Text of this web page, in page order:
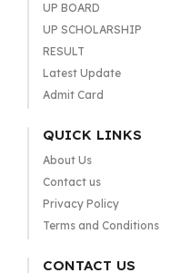
UP BOARD
UP SCHOLARSHIP
RESULT
Latest Update
Admit Card
QUICK LINKS
About Us
Contact us
Privacy Policy
Terms and Conditions
CONTACT US